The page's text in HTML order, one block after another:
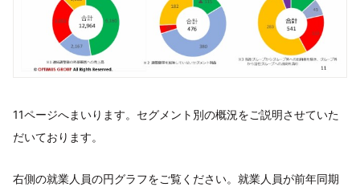
11ページへまいります。セグメント別の概況をご説明させていた
だいております。
右側の就業人員の円グラフをご覧ください。就業人員が前年同期